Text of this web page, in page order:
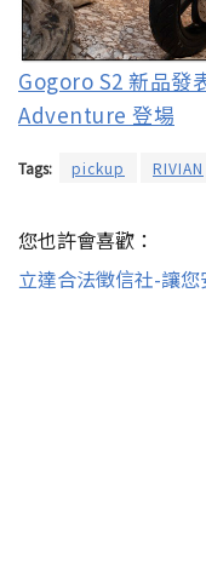
Gogoro S2 新品發
Adventure 登場
Tags: pickup RIVIAN
您也許會喜歡：
立達合法徵信社-讓